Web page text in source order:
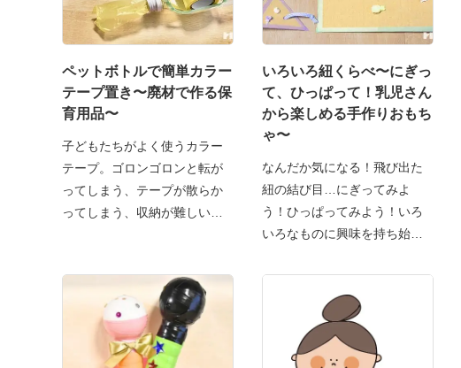
ペットボトルで簡単カラー
テープ置き〜廃材で作る保
育用品〜
子どもたちがよく使うカラー
テープ。ゴロンゴロンと転が
ってしまう、テープが散らか
ってしまう、収納が難しい…
いろいろ紐くらべ〜にぎっ
て、ひっぱって！乳児さん
から楽しめる手作りおもち
ゃ〜
なんだか気になる！飛び出た
紐の結び目…にぎってみよ
う！ひっぱってみよう！いろ
いろなものに興味を持ち始め